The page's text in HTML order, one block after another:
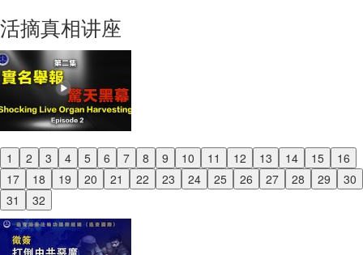
活摘真相讲座
1 2 3 4 5 6 7 8 9 10 11 12 13 14 15
16
17
18 19 20 21 22 23 24 25 26 27 28 29
30
31
32
Previous
Next